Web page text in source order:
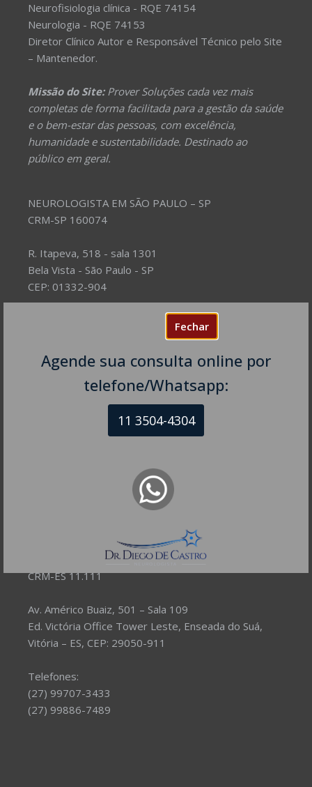
Fechar
Agende sua consulta online por
telefone/Whatsapp:
11 3504-4304
Neurofisiologia clínica - RQE 74154
Neurologia - RQE 74153
Diretor Clínico Autor e Responsável Técnico pelo Site
– Mantenedor.
Missão do Site:Prover Soluções cada vez mais
completas de forma facilitada para a gestão da saúde
e o bem-estar das pessoas, com excelência,
humanidade e sustentabilidade. Destinado ao
público em geral.
NEUROLOGISTA EM SÃO PAULO – SP
CRM-SP 160074
R. Itapeva, 518 - sala 1301
Bela Vista - São Paulo - SP
CEP: 01332-904
NEUROLOGISTA VITÓRIA – ES
CRM-ES 11.111
Av. Américo Buaiz, 501 – Sala 109
Ed. Victória Office Tower Leste, Enseada do Suá,
Vitória – ES, CEP: 29050-911
Telefones:
(27) 99707-3433
(27) 99886-7489